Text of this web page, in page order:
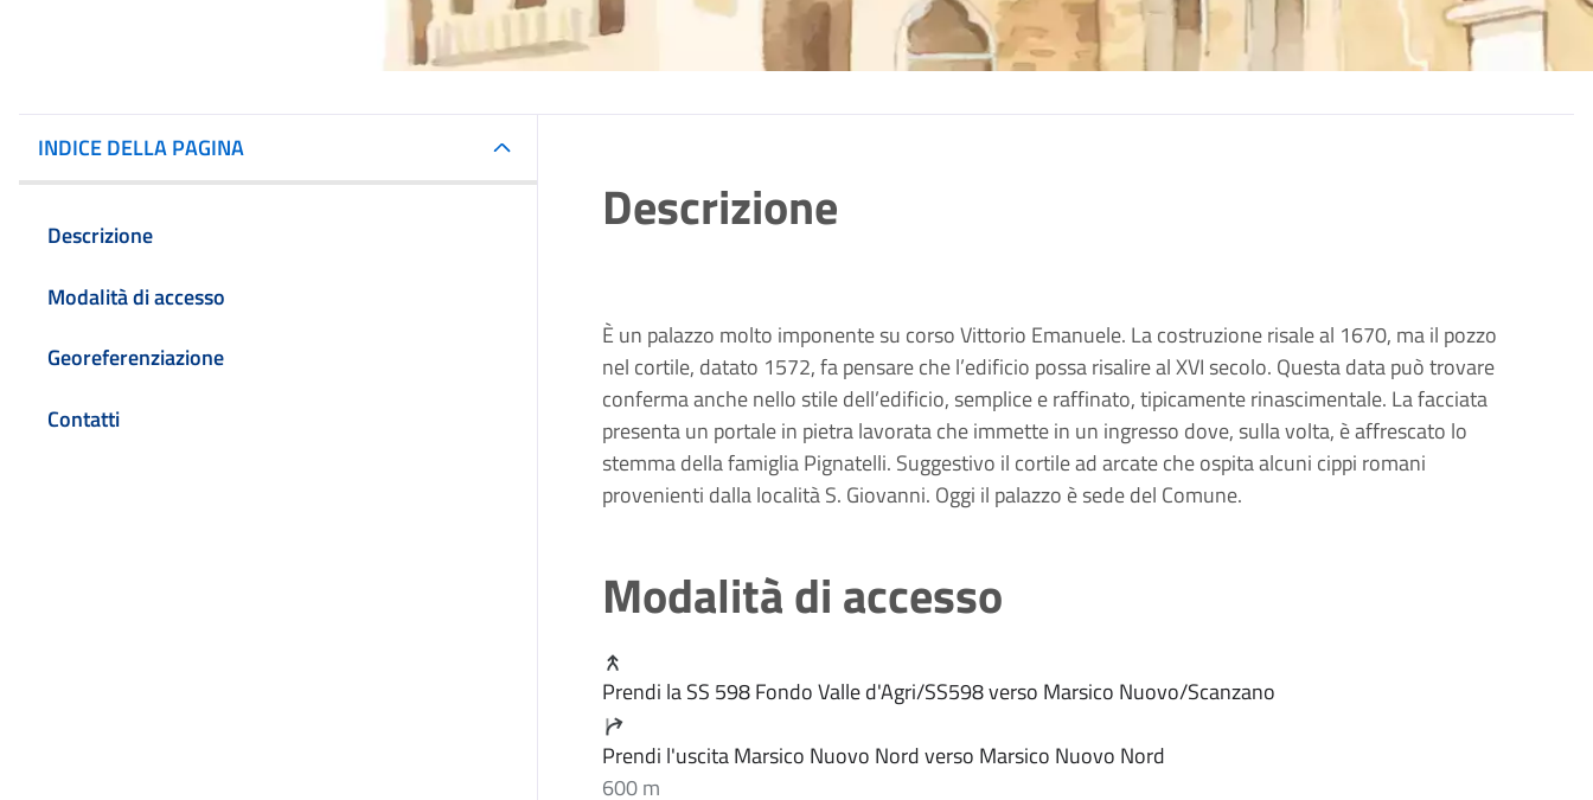
INDICE DELLA PAGINA
Descrizione
Modalità di accesso
Georeferenziazione
Contatti
Descrizione
È un palazzo molto imponente su corso Vittorio Emanuele. La costruzione risale al 1670, ma il pozzo
nel cortile, datato 1572, fa pensare che l’edificio possa risalire al XVI secolo. Questa data può trovare
conferma anche nello stile dell’edificio, semplice e raffinato, tipicamente rinascimentale. La facciata
presenta un portale in pietra lavorata che immette in un ingresso dove, sulla volta, è affrescato lo
stemma della famiglia Pignatelli. Suggestivo il cortile ad arcate che ospita alcuni cippi romani
provenienti dalla località S. Giovanni. Oggi il palazzo è sede del Comune.
Modalità di accesso
Prendi la SS 598 Fondo Valle d'Agri/SS598 verso Marsico Nuovo/Scanzano
Prendi l'uscita Marsico Nuovo Nord verso Marsico Nuovo Nord
600 m